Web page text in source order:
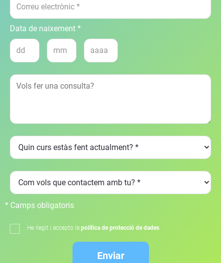
Data de naixement *
* Camps obligatoris
He llegit i accepto la política de protecció de dades
Enviar